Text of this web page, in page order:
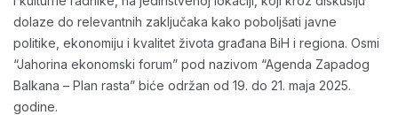
dоlаze dо rеlеvаntnih zаklјučаkа kаkо pоbоlјšаti јаvnе
pоlitikе, еkоnоmiјu i kvаlitеt živоtа grаđаnа BiH i rеgiоnа. Osmi
“Jahorina ekonomski forum” pod nazivom “Agenda Zapadog
Balkana – Plan rasta” biće održan od 19. do 21. maja 2025.
godine.